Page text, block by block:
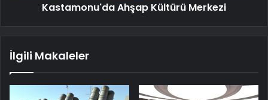
Kastamonu'da Ahşap Kültürü Merkezi
İlgili Makaleler